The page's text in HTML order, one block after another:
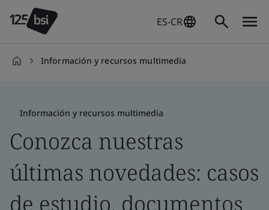
ES-CR
Información y recursos multimedia
Información y recursos multimedia
Conozca nuestras
últimas novedades: casos
de estudio, documentos